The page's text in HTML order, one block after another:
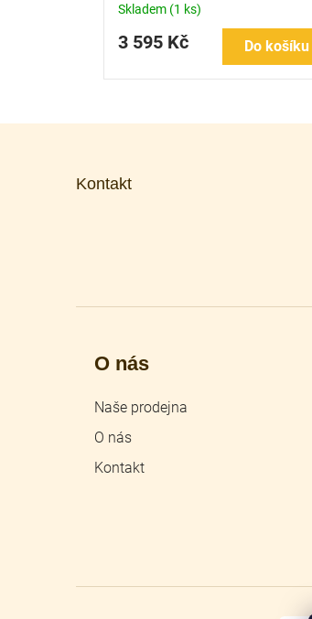
Skladem (1 ks)
3 595 Kč Do košíku
Kontakt
O nás
Naše prodejna
O nás
Kontakt